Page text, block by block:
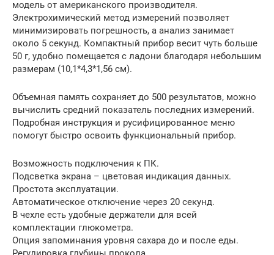
модель от американского производителя.
Электрохимический метод измерений позволяет
минимизировать погрешность, а анализ занимает
около 5 секунд. Компактный прибор весит чуть больше
50 г, удобно помещается с ладони благодаря небольшим
размерам (10,1*4,3*1,56 см).
Объемная память сохраняет до 500 результатов, можно
вычислить средний показатель последних измерений.
Подробная инструкция и русифицированное меню
помогут быстро освоить функциональный прибор.
Возможность подключения к ПК.
Подсветка экрана – цветовая индикация данных.
Простота эксплуатации.
Автоматическое отключение через 20 секунд.
В чехле есть удобные держатели для всей
комплектации глюкометра.
Опция запоминания уровня сахара до и после еды.